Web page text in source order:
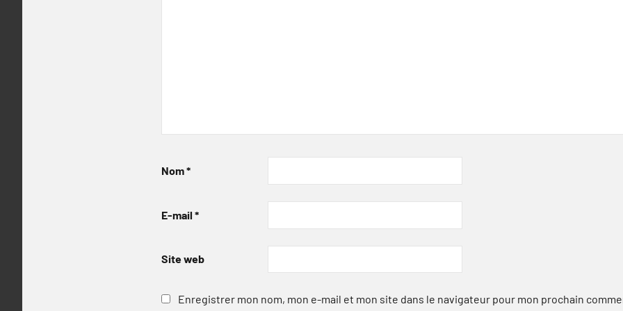
Nom*
E-mail *
Site web
Enregistrer mon nom, mon e-mail et mon site dans le navigateur pour mon prochain